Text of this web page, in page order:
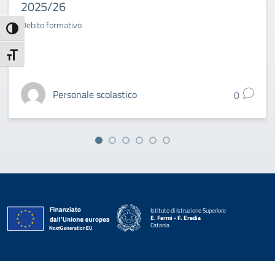
Attiva/disattiva alto contrasto
Attiva/disattiva dimensione testo
2025/26
Debito formativo
Personale scolastico 0
Istituto di Istruzione Superiore
E. Fermi - F. Eredia
Catania